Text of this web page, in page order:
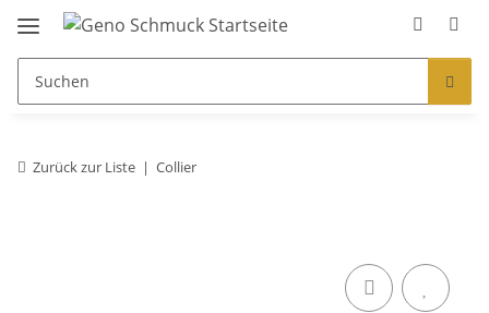
Zurück zur Liste Collier